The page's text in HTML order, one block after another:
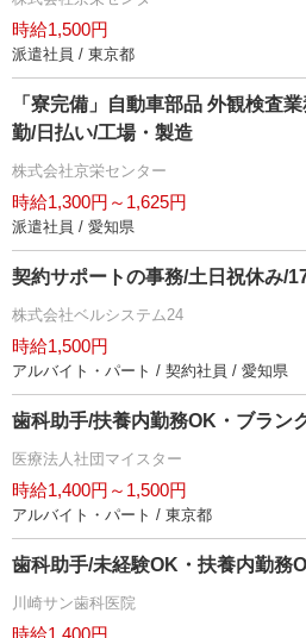
時給1,500円
派遣社員 / 東京都
「寮完備」自動車部品 外観検査
勤/日払い/工場・製造
株式会社京栄センター
時給1,300円～1,625円
派遣社員 / 愛知県
契約サポートの事務/土日祝休み/
株式会社ベルシステム24
時給1,500円
アルバイト・パート / 契約社員 / 愛知県
歯科助手/扶養内勤務OK・ブラン
医療法人社団マイスター
時給1,400円～1,500円
アルバイト・パート / 東京都
歯科助手/未経験OK・扶養内勤務
川崎サン歯科医院
時給1,400円